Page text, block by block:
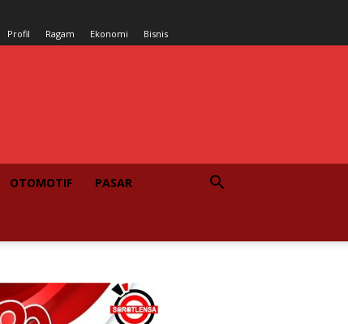
Profil Ragam Ekonomi Bisnis
OTOMOTIF PASAR